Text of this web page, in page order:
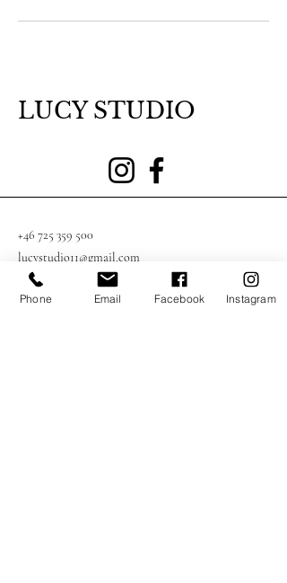
LUCY STUDIO
+46 725 359 500
lucystudio11@gmail.com
Phone Email Facebook Instagram